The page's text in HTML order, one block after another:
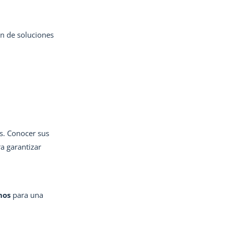
de soluciones
Conocer sus
garantizar
para una